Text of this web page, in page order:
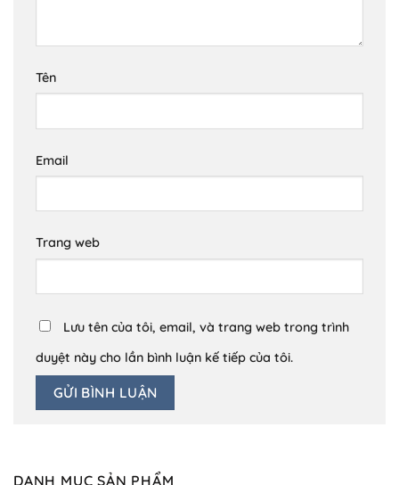
Tên
Email
Trang web
Lưu tên của tôi, email, và trang web trong trình
duyệt này cho lần bình luận kế tiếp của tôi.
DANH MỤC SẢN PHẨM